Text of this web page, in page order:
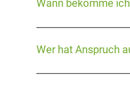
Wann bekomme
Wer hat Anspruch